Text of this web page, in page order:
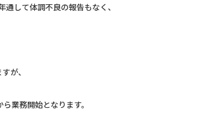
して体調不良の報告もなく、
が、
業務開始となります。